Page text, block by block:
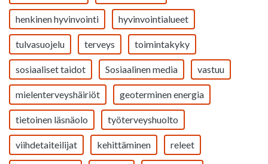
henkinen hyvinvointi hyvinvointialueet
tulvasuojelu terveys toimintakyky
sosiaaliset taidot Sosiaalinen media vastuu
mielenterveyshäiriöt geoterminen energia
tietoinen läsnäolo työterveyshuolto
viihdetaiteilijat kehittäminen releet